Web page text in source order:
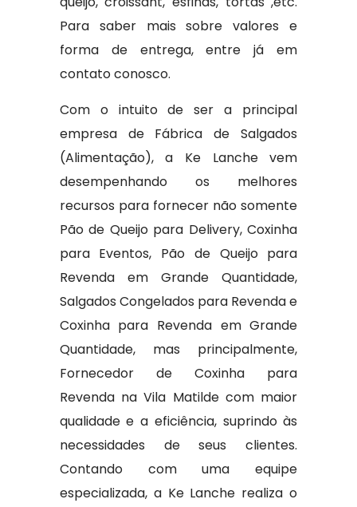
Para saber mais sobre valores e
forma de entrega, entre já em
contato conosco.
Com o intuito de ser a principal
empresa de Fábrica de Salgados
(Alimentação), a Ke Lanche vem
desempenhando os melhores
recursos para fornecer não somente
Pão de Queijo para Delivery, Coxinha
para Eventos, Pão de Queijo para
Revenda em Grande Quantidade,
Salgados Congelados para Revenda e
Coxinha para Revenda em Grande
Quantidade, mas principalmente,
Fornecedor de Coxinha para
Revenda na Vila Matilde com maior
qualidade e a eficiência, suprindo às
necessidades de seus clientes.
Contando com uma equipe
especializada, a Ke Lanche realiza o